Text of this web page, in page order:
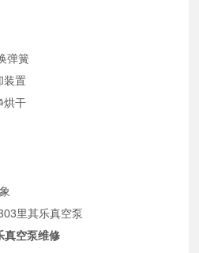
弹簧
装置
烘干
里其乐真空泵
真空泵维修